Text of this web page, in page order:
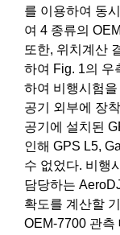
를 이용하여 동
여 4 종류의
또한, 위치계산
하여 Fig. 1의 우
하여 비행시험
공기 외부에 장
공기에 설치된
인해 GPS L5,
수 없었다. 비행
담당하는
확도를 계산할
OEM-7700 관측